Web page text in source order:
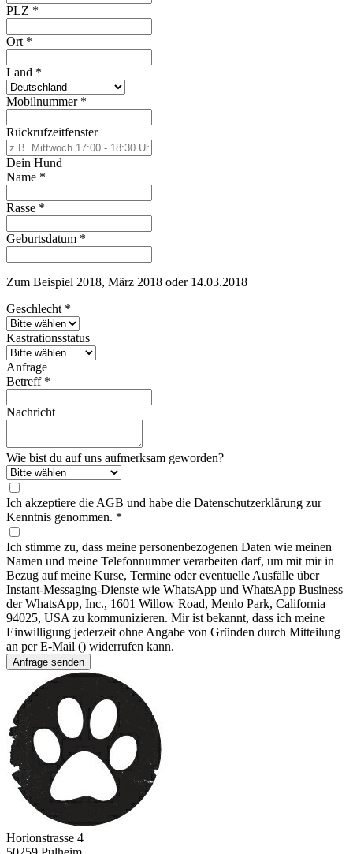
PLZ *
Ort *
Land *
Mobilnummer *
Rückrufzeitfenster
Dein Hund
Name *
Rasse *
Geburtsdatum *
Zum Beispiel 2018, März 2018 oder 14.03.2018
Geschlecht *
Kastrationsstatus
Anfrage
Betreff *
Nachricht
Wie bist du auf uns aufmerksam geworden?
Ich akzeptiere die AGB und habe die Datenschutzerklärung zur
Kenntnis genommen. *
Ich stimme zu, dass meine personenbezogenen Daten wie meinen
Namen und meine Telefonnummer verarbeiten darf, um mit mir in
Bezug auf meine Kurse, Termine oder eventuelle Ausfälle über
Instant-Messaging-Dienste wie WhatsApp und WhatsApp Business
der WhatsApp, Inc., 1601 Willow Road, Menlo Park, California
94025, USA zu kommunizieren. Mir ist bekannt, dass ich meine
Einwilligung jederzeit ohne Angabe von Gründen durch Mitteilung
an per E-Mail () widerrufen kann.
Anfrage senden
Footer
Horionstrasse 4